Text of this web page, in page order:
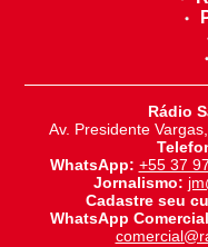
Rádio
Av. Presidente
WhatsApp: +55 37
Jornalismo:
Cadastre seu
WhatsApp